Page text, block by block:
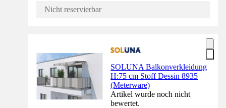
Nicht reservierbar
SOLUNA Balkonverkleidung
H:75 cm Stoff Dessin 8935
(Meterware)
Artikel wurde noch nicht
bewertet.